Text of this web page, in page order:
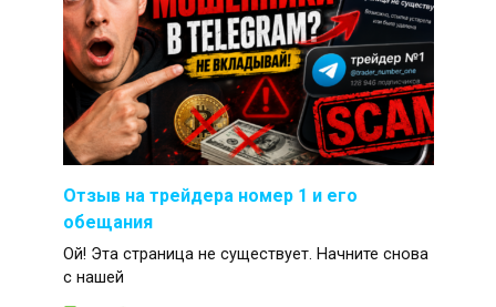
Отзыв на трейдера номер 1 и его
обещания
Ой! Эта страница не существует. Начните снова
с нашей